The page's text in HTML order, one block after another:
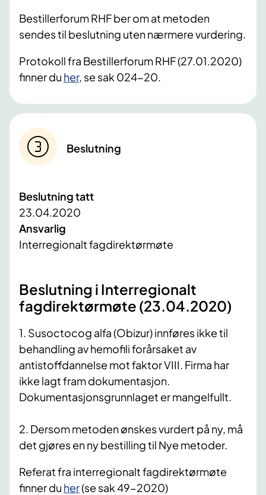
Bestillerforum RHF ber om at metoden
sendes til beslutning uten nærmere vurdering.
Protokoll fra Bestillerforum RHF (27.01.2020)
finner du her, se sak 024-20.
Beslutning
Beslutning tatt
23.04.2020
Ansvarlig
Interregionalt fagdirektørmøte
​Beslutning i Interregionalt
fagdirektørmøte (23.04.2020)
1. Susoctocog alfa (Obizur) innføres ikke til
behandling av hemofili forårsaket av
antistoffdannelse mot faktor VIII. Firma har
ikke lagt fram dokumentasjon.
Dokumentasjonsgrunnlaget er mangelfullt.
2. Dersom metoden ønskes vurdert på ny, må
det gjøres en ny bestilling til Nye metoder.
Referat fra interregionalt fagdirektørmøte
finner du her(se sak 49-2020)